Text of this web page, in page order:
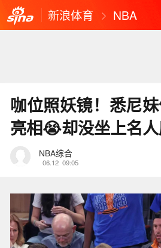
新浪体育 NBA
咖位照妖镜！悉尼
亮相😭却没坐上名
NBA综合
06.12 09:05